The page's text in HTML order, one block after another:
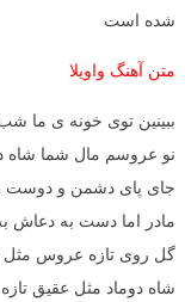
شده است
متن آهنگ واویلا
ببینین توی خونه ی ما
نو عروسم مال شما شاه
جای پای دشمن و دوست
مادر اما دست به دعاش
گل روی تازه عروس مثل
شاه دوماد مثل عقیق تازه